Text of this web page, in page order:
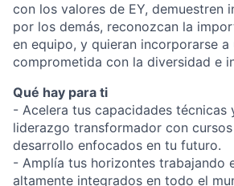
con los valores de EY, demuestren
por los demás, reconozcan la
en equipo, y quieran incorporarse a
comprometida con la diversidad e
Qué hay para ti
- Acelera tus capacidades técnicas
liderazgo transformador con
desarrollo enfocados en tu futuro.
- Amplía tus horizontes trabajando
altamente integrados en todo el